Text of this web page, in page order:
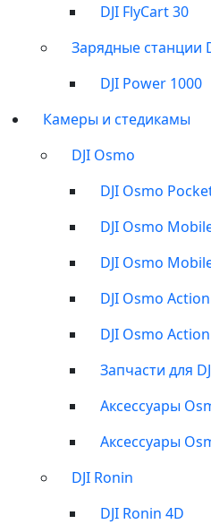
DJI FlyCart 30
Зарядные станции
DJI Power 1000
Камеры и стедикамы
DJI Osmo
DJI Оsmo
DJI Osmo
DJI Osmo
DJI Osmo
DJI Osmo
Запчасти для
Аксессуары
Аксессуары
DJI Ronin
DJI Ronin 4D